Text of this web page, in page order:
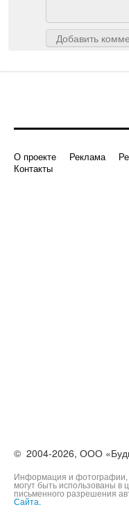
©2004-2026,ООО
Информация и фотографии,
могут быть использованы в